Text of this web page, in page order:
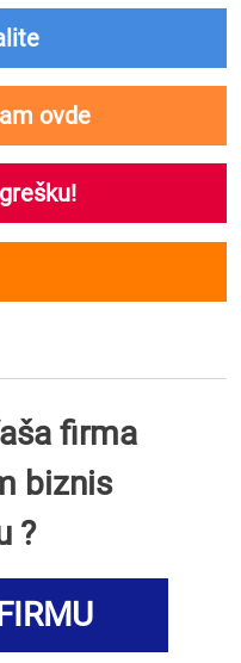
ovde
firma
biznis
?